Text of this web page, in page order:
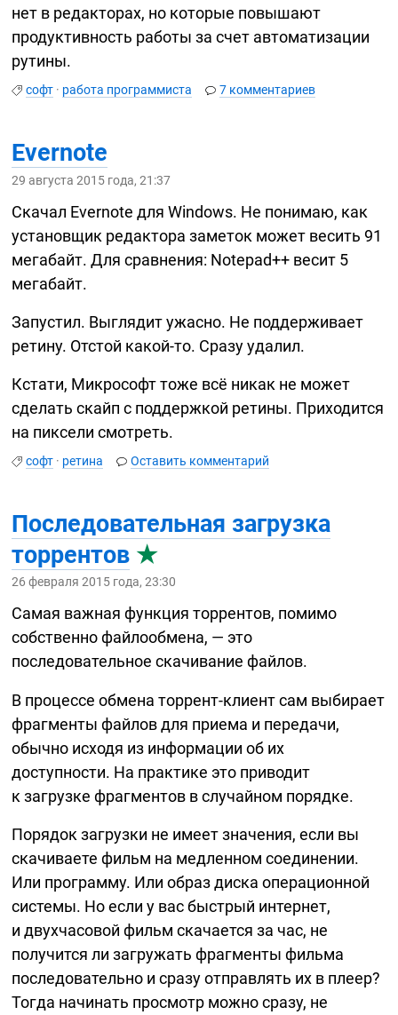
нет в редакторах, но которые повышают
продуктивность работы за счет автоматизации
рутины.
софт · работа программиста 7 комментариев
Evernote
29 августа 2015 года, 21:37
Скачал Evernote для Windows. Не понимаю, как
установщик редактора заметок может весить 91
мегабайт. Для сравнения: Notepad++ весит 5
мегабайт.
Запустил. Выглядит ужасно. Не поддерживает
ретину. Отстой какой-то. Сразу удалил.
Кстати, Микрософт тоже всё никак не может
сделать скайп с поддержкой ретины. Приходится
на пиксели смотреть.
софт · ретина Оставить комментарий
Последовательная загрузка
торрентов ★
26 февраля 2015 года, 23:30
Самая важная функция торрентов, помимо
собственно файлообмена, — это
последовательное скачивание файлов.
В процессе обменаторрент-клиентсам выбирает
фрагменты файлов для приема и передачи,
обычно исходя из информации об их
доступности. На практике это приводит
к загрузке фрагментов в случайном порядке.
Порядок загрузки не имеет значения, если вы
скачиваете фильм на медленном соединении.
Или программу. Или образ диска операционной
системы. Но если у вас быстрый интернет,
и двухчасовой фильм скачается за час, не
получится ли загружать фрагменты фильма
последовательно и сразу отправлять их в плеер?
Тогда начинать просмотр можно сразу, не